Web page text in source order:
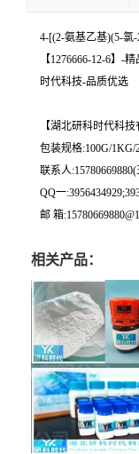
4-[(2-氨基乙基)(5-氯
【1276666-12-6】-
时代科技-品质优选
【湖北研科时代科
包装规格:100G/
联系人
QQ一
邮 箱
相关产品：